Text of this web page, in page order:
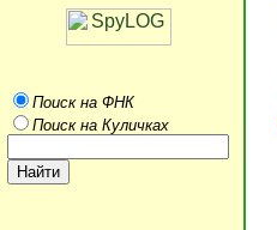
Поиск на ФНК
Поиск на Куличках